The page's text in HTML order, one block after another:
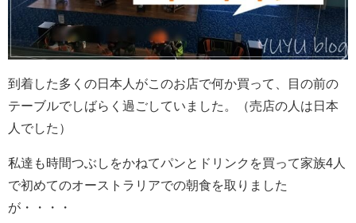
到着した多くの日本人がこのお店で何か買って、目の前の
テーブルでしばらく過ごしていました。（売店の人は日本
人でした）
私達も時間つぶしをかねてパンとドリンクを買って家族4人
で初めてのオーストラリアでの朝食を取りました
が・・・・